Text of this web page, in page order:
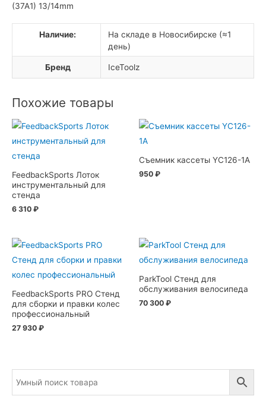
(37A1) 13/14mm
Наличие:
На складе в Новосибирске (≈1
день)
Бренд IceToolz
Похожие товары
FeedbackSports Лоток
инструментальный для
стенда
6 310 ₽
Съемник кассеты YC126-1A
950 ₽
FeedbackSports PRO Стенд
для сборки и правки колес
профессиональный
27 930 ₽
ParkTool Стенд для
обслуживания велосипеда
70 300 ₽